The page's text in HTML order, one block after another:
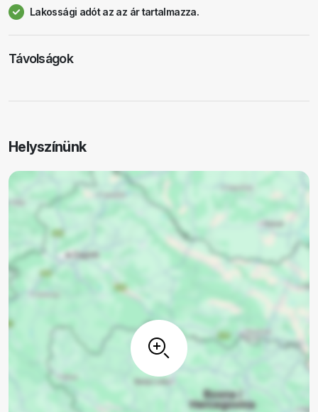
Lakossági adót az az ár tartalmazza.
Távolságok
Helyszínünk